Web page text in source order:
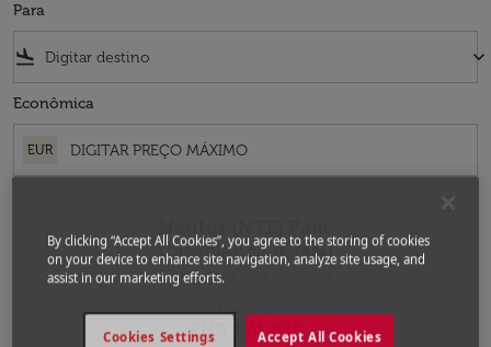
Para
flight_land keyboard_arrow_down
Econômica
EUR
Casablanca (CMN)
03/09/2026 - 25/09/2026
A partir de
EUR 174,93*
By clicking “Accept All Cookies”, you agree to the storing of cookies
on your device to enhance site navigation, analyze site usage, and
assist in our marketing efforts.
Accept All Cookies
Cookies Settings